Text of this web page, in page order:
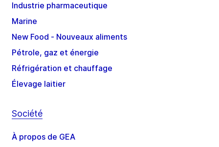
Industrie pharmaceutique
Marine
New Food - Nouveaux aliments
Pétrole, gaz et énergie
Réfrigération et chauffage
Élevage laitier
Société
À propos de GEA